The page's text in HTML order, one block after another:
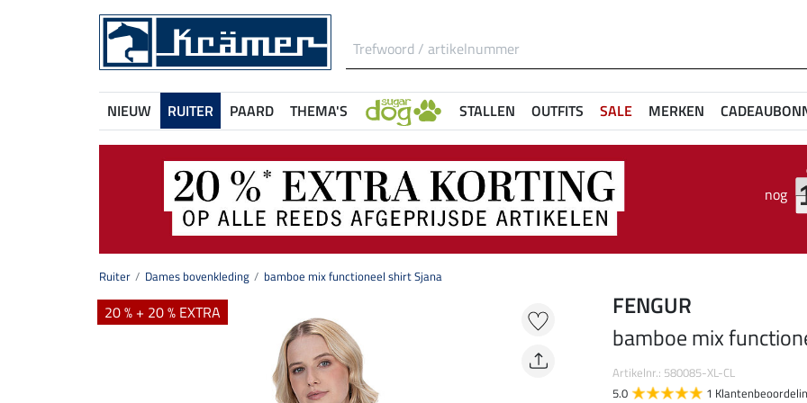
NIEUW RUITER PAARD THEMA'S STALLEN OUTFITS SALE MERKEN
nog
Ruiter Dames bovenkleding bamboe mix functioneel shirt Sjana
20 % + 20 % EXTRA
FENGUR
bamboe mix
Artikelnr.: 580085-XL-CL
5.0
1